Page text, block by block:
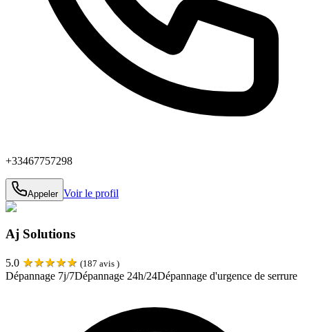
+33467757298
Appeler Voir le profil
Aj Solutions
5.0 ★★★★★ (187 avis )
Dépannage 7j/7Dépannage 24h/24Dépannage d'urgence de serrure